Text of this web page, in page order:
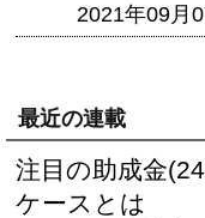
2021年09月
最近の連載
注目の助成金
ケースとは